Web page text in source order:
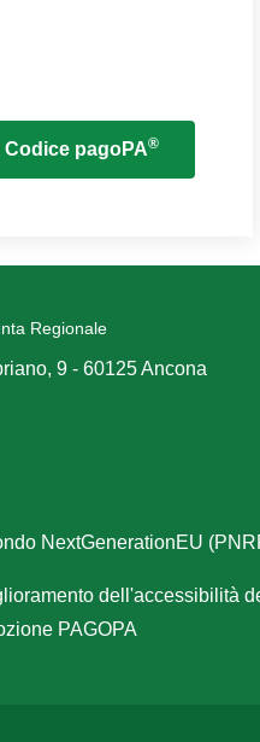
Codice pagoPA®
Regionale
9 - 60125 Ancona
NextGenerationEU
dell'accessibilità
PAGOPA